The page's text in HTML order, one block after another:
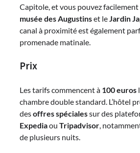
Capitole, et vous pouvez
musée des Augustinset leJardin
canal à proximité est également
promenade matinale.
Prix
Les tarifs commencent à 100 euros
chambre double standard. L’hôtel
desoffres spécialessur des
Expediaou Tripadvisor ,
de plusieurs nuits.